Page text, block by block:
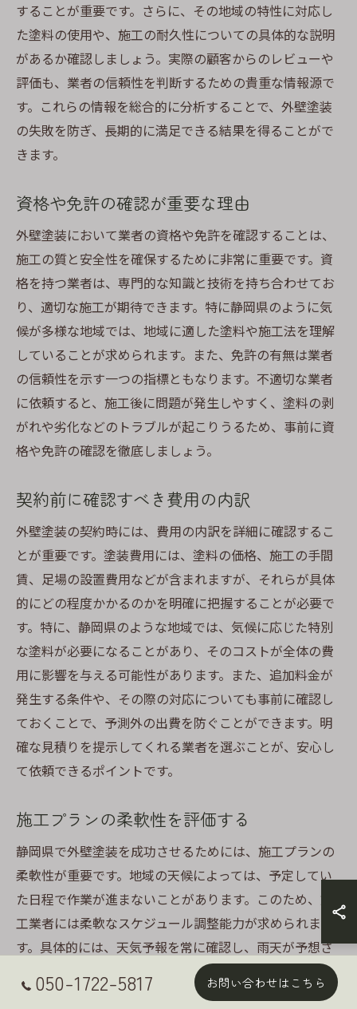
することが重要です。さらに、その地域の特性に対応し
た塗料の使用や、施工の耐久性についての具体的な説明
があるか確認しましょう。実際の顧客からのレビューや
評価も、業者の信頼性を判断するための貴重な情報源で
す。これらの情報を総合的に分析することで、外壁塗装
の失敗を防ぎ、長期的に満足できる結果を得ることがで
きます。
資格や免許の確認が重要な理由
外壁塗装において業者の資格や免許を確認することは、
施工の質と安全性を確保するために非常に重要です。資
格を持つ業者は、専門的な知識と技術を持ち合わせてお
り、適切な施工が期待できます。特に静岡県のように気
候が多様な地域では、地域に適した塗料や施工法を理解
していることが求められます。また、免許の有無は業者
の信頼性を示す一つの指標ともなります。不適切な業者
に依頼すると、施工後に問題が発生しやすく、塗料の剥
がれや劣化などのトラブルが起こりうるため、事前に資
格や免許の確認を徹底しましょう。
契約前に確認すべき費用の内訳
外壁塗装の契約時には、費用の内訳を詳細に確認するこ
とが重要です。塗装費用には、塗料の価格、施工の手間
賃、足場の設置費用などが含まれますが、それらが具体
的にどの程度かかるのかを明確に把握することが必要で
す。特に、静岡県のような地域では、気候に応じた特別
な塗料が必要になることがあり、そのコストが全体の費
用に影響を与える可能性があります。また、追加料金が
発生する条件や、その際の対応についても事前に確認し
ておくことで、予測外の出費を防ぐことができます。明
確な見積りを提示してくれる業者を選ぶことが、安心し
て依頼できるポイントです。
施工プランの柔軟性を評価する
静岡県で外壁塗装を成功させるためには、施工プランの
柔軟性が重要です。地域の天候によっては、予定してい
た日程で作業が進まないことがあります。このため、施
工業者には柔軟なスケジュール調整能力が求められま
す。具体的には、天気予報を常に確認し、雨天が予想さ
れる場合には迅速にプランを変更できる体制が整ってい
るかを確認すると良いでしょう。また、業者が顧客の要
050-1722-5817 お問い合わせはこちら